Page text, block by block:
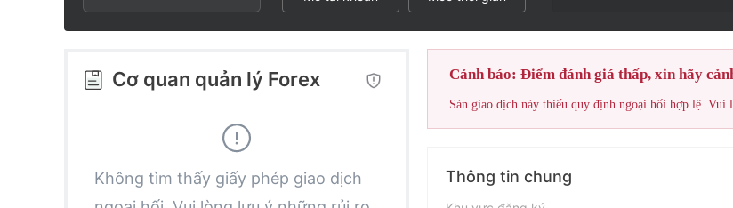
3
4
6
1
2
4
1
2
4
Cơ quan quản lý Forex
Không tìm thấy giấy phép giao dịch
Cảnh báo: Điểm đánh giá thấp, xin hãy
Sàn giao dịch này thiếu quy định ngoại hối hợp lệ.
Thông tin chung